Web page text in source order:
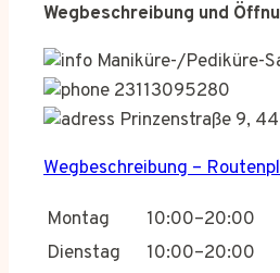
Wegbeschreibung und
Maniküre-/Pediküre-
23113095280
Prinzenstraße 9,
Wegbeschreibung –
Montag
10:00–20:00
Dienstag
10:00–20:00